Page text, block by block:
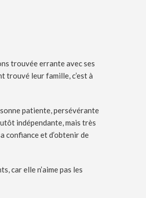
trouvée errante avec ses
trouvé leur famille, c’est à
patiente, persévérante
indépendante, mais très
confiance et d’obtenir de
car elle n’aime pas les